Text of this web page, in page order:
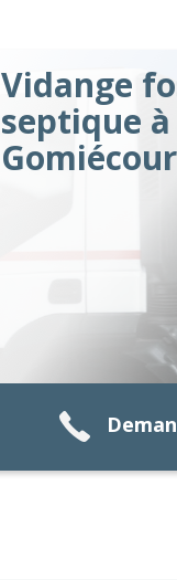
Vidange
septique à